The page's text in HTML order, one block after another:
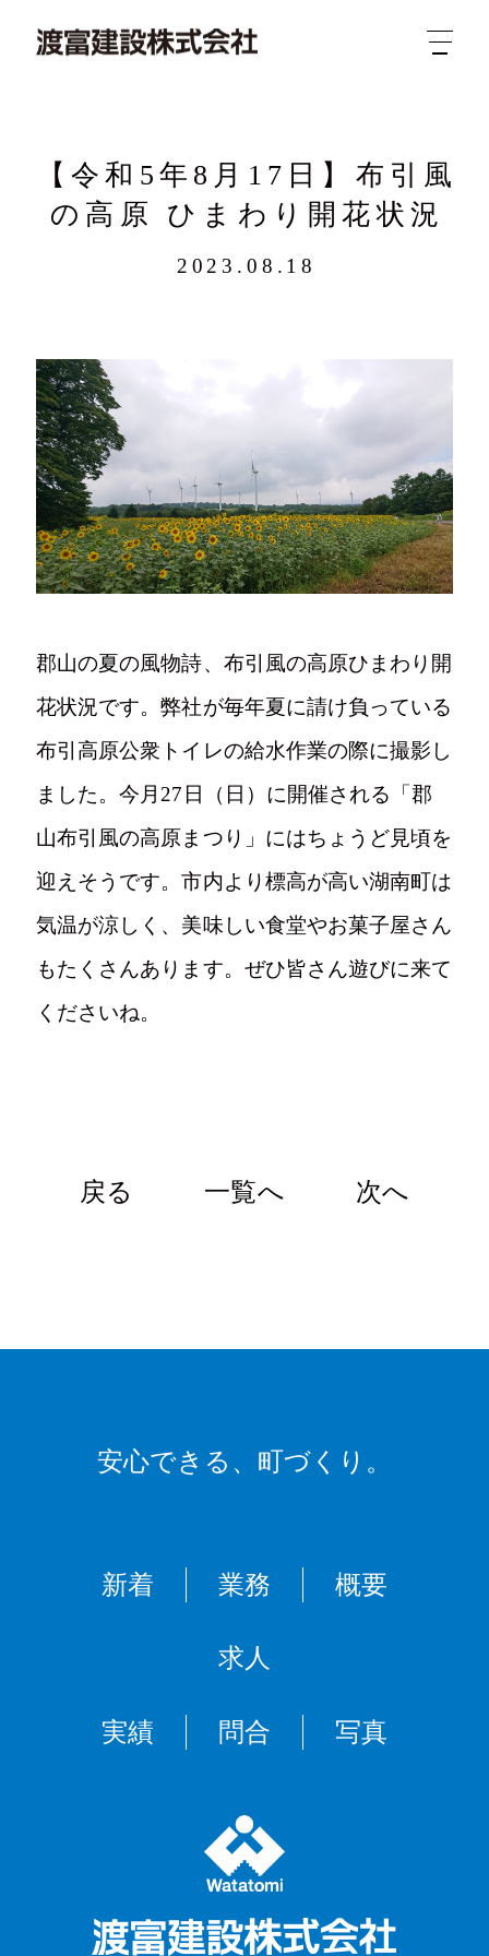
新着 概要
求人 実績 問合
写真
Tel.024-982-2218
〒963-1411
福島県郡山市湖南町舟津村上1-2
【令和5年8月17日】布引風
の高原 ひまわり開花状況
2023.08.18
郡山の夏の風物詩、布引風の高原ひまわり開
花状況です。弊社が毎年夏に請け負っている
布引高原公衆トイレの給水作業の際に撮影し
ました。今月27日（日）に開催される「郡
山布引風の高原まつり」にはちょうど見頃を
迎えそうです。市内より標高が高い湖南町は
気温が涼しく、美味しい食堂やお菓子屋さん
もたくさんあります。ぜひ皆さん遊びに来て
くださいね。
戻る 一覧へ 次へ
安心できる、 町づくり。
新着 業務 概要
求人
実績 問合 写真